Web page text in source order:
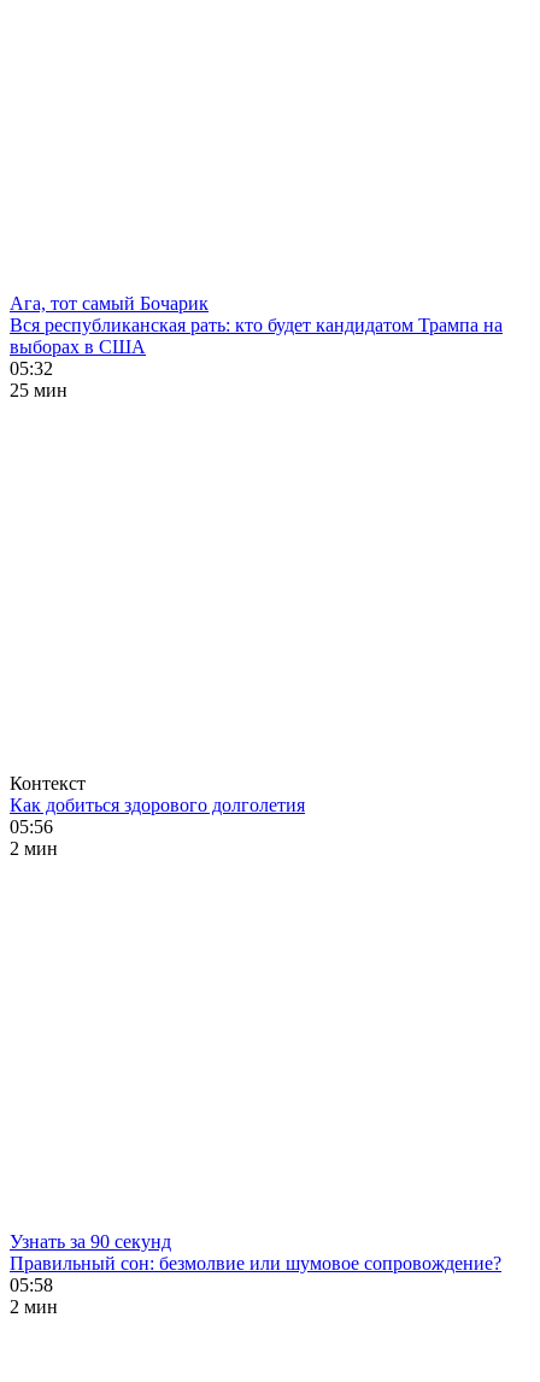
Ага, тот самый Бочарик
Вся республиканская рать: кто будет кандидатом Трампа на
выборах в США
05:32
25 мин
Контекст
Как добиться здорового долголетия
05:56
2 мин
Узнать за 90 секунд
Правильный сон: безмолвие или шумовое сопровождение?
05:58
2 мин